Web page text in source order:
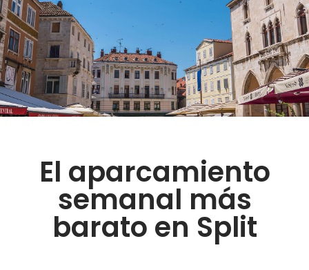
El aparcamiento
semanal más
barato en Split